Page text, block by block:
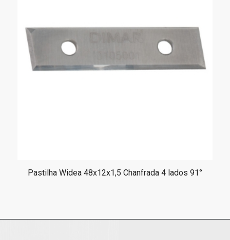
Pastilha Widea 48x12x1,5 Chanfrada 4 lados 91°